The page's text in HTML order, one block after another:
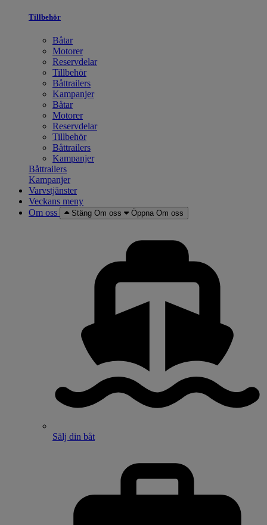
Tillbehör
Båtar
Motorer
Reservdelar
Tillbehör
Båttrailers
Kampanjer
Båtar
Motorer
Reservdelar
Tillbehör
Båttrailers
Kampanjer
Båttrailers
Kampanjer
Varvstjänster
Veckans meny
Om oss
Stäng Om oss Öppna Om oss
Sälj din båt